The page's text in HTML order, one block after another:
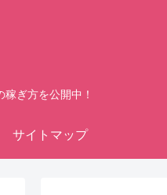
ぎ方を公開中！
サイトマップ